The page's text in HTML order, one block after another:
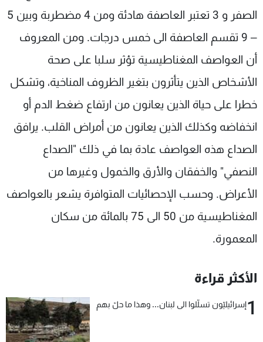
الصفر و 3 تعتبر العاصفة هادئة ومن 4 مضطربة وبين 5
– 9 تقسم العاصفة الى خمس درجات. ومن المعروف
أن العواصف المغناطيسية تؤثر سلبا على صحة
الأشخاص الذين يتأثرون بتغير الظروف المناخية، وتشكل
خطرا على حياة الذين يعانون من ارتفاع ضغط الدم أو
انخفاضه وكذلك الذين يعانون من أمراض القلب. يرافق
الصداع هذه العواصف عادة بما في ذلك "الصداع
النصفي" والخفقان والأرق والخمول وغيرها من
الأعراض. وحسب الإحصائيات المتوافرة يشعر بالعواصف
المغناطيسية من 50 الى 75 بالمائة من سكان
المعمورة.
الأكثر قراءة
1إسرائيليّون تسلّلوا الى لبنان... وهذا ما حلّ بهم